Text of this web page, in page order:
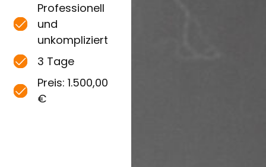
Professionell
und
unkompliziert
3 Tage
Preis: 1.500,00
€